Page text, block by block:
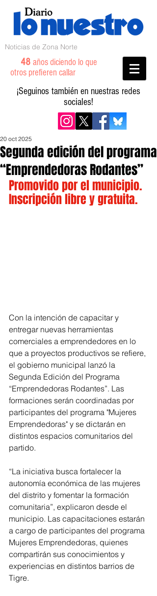
Noticias de Zona Norte
48 años diciendo lo que
otros prefieren callar
¡Seguinos también en nuestras redes
sociales!
Segunda edición del programa
“Emprendedoras Rodantes”
20 oct 2025
Promovido por el municipio.
Inscripción libre y gratuita.
Con la intención de capacitar y
entregar nuevas herramientas
comerciales a emprendedores en lo
que a proyectos productivos se refiere,
el gobierno municipal lanzó la
Segunda Edición del Programa
“Emprendedoras Rodantes”. Las
formaciones serán coordinadas por
participantes del programa "Mujeres
Emprendedoras" y se dictarán en
distintos espacios comunitarios del
partido.
“La iniciativa busca fortalecer la
autonomía económica de las mujeres
del distrito y fomentar la formación
comunitaria”, explicaron desde el
municipio. Las capacitaciones estarán
a cargo de participantes del programa
Mujeres Emprendedoras, quienes
compartirán sus conocimientos y
experiencias en distintos barrios de
Tigre.